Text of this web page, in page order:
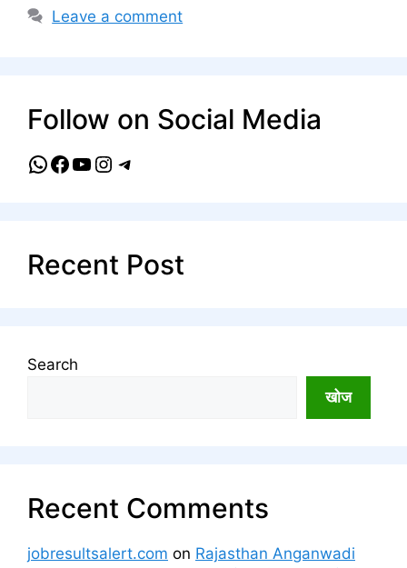
Leave a comment
Follow on Social Media
WhatsApp
Facebook
YouTube
Instagram
Telegram
Recent Post
Search
खोज
Recent Comments
jobresultsalert.com on Rajasthan Anganwadi